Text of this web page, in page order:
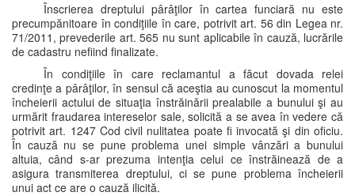
Înscrierea dreptului pârâţilor în cartea funciară nu este
precumpănitoare în condiţiile în care, potrivit art. 56 din Legea nr.
71/2011, prevederile art. 565 nu sunt aplicabile în cauză, lucrările
de cadastru nefiind finalizate.
În condiţiile în care reclamantul a făcut dovada relei
credinţe a pârâţilor, în sensul că aceştia au cunoscut la momentul
încheierii actului de situaţia înstrăinării prealabile a bunului şi au
urmărit fraudarea intereselor sale, solicită a se avea în vedere că
potrivit art. 1247 Cod civil nulitatea poate fi invocată şi din oficiu.
În cauză nu se pune problema unei simple vânzări a bunului
altuia, când s-ar prezuma intenţia celui ce înstrăinează de a
asigura transmiterea dreptului, ci se pune problema încheierii
unui act ce are o cauză ilicită.